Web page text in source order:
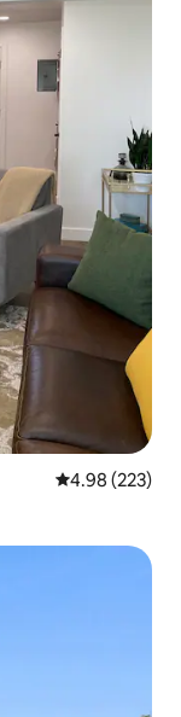
평점 4.98점(5
4.98 (223)